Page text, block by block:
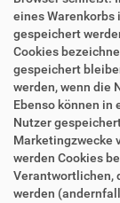
eines Warenkorbs
gespeichert
Cookies
gespeichert
werden, wenn die
Ebenso können in
Nutzer
Marketingzwecke
werden Cookies
Verantwortlichen,
werden